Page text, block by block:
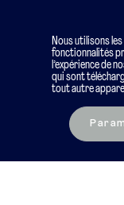
Nous utilisons
fonctionnalités
l’expérience de
qui sont
tout autre